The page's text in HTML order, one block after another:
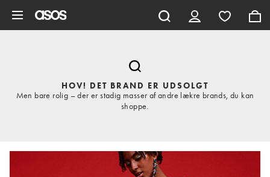
HOV! DET BRAND ER UDSOLGT
Men bare rolig – der er stadig masser af andre lækre brands, du kan
shoppe.